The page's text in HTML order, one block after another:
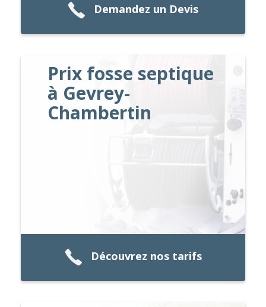
Demandez un Devis
Prix fosse septique
à Gevrey-
Chambertin
Découvrez nos tarifs